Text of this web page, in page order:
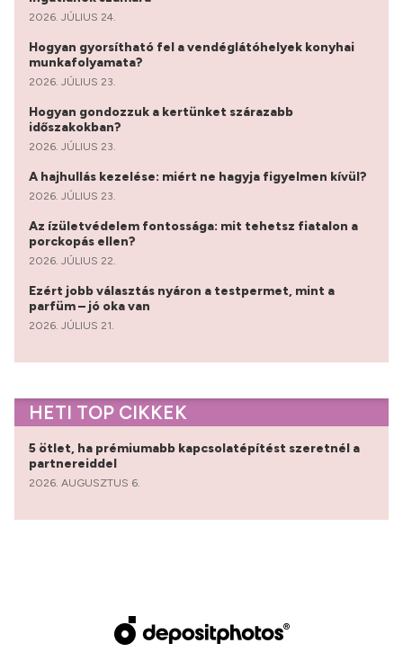
2026. JÚLIUS 24.
Hogyan gyorsítható fel a vendéglátóhelyek konyhai
munkafolyamata?
2026. JÚLIUS 23.
Hogyan gondozzuk a kertünket szárazabb
időszakokban?
2026. JÚLIUS 23.
A hajhullás kezelése: miért ne hagyja figyelmen kívül?
2026. JÚLIUS 23.
Az ízületvédelem fontossága: mit tehetsz fiatalon a
porckopás ellen?
2026. JÚLIUS 22.
Ezért jobb választás nyáron a testpermet, mint a
parfüm – jó oka van
2026. JÚLIUS 21.
HETI TOP CIKKEK
5 ötlet, ha prémiumabb kapcsolatépítést szeretnél a
partnereiddel
2026. AUGUSZTUS 6.